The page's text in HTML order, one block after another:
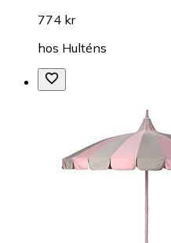
774 kr
hos Hulténs